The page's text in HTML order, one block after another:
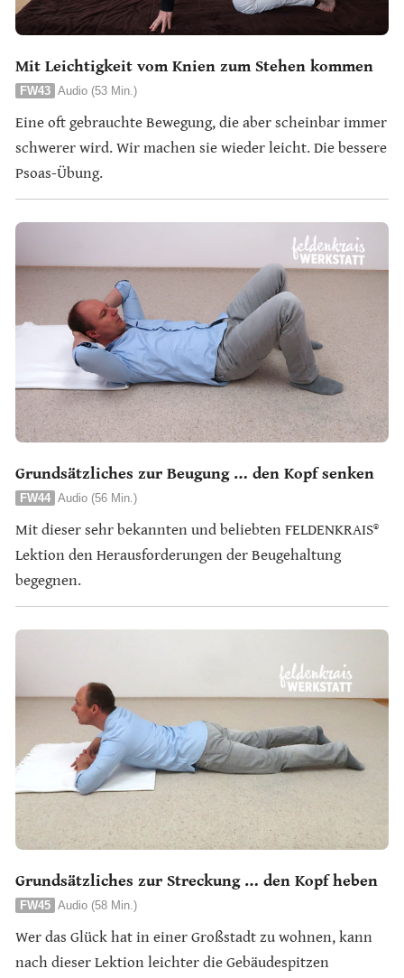
Mit Leichtigkeit vom Knien zum Stehen kommen
FW43 Audio (53 Min.)
Eine oft gebrauchte Bewegung, die aber scheinbar immer
schwerer wird. Wir machen sie wieder leicht. Die bessere
Psoas-Übung.
Grundsätzliches zur Beugung … den Kopf senken
FW44 Audio (56 Min.)
Mit dieser sehr bekannten und beliebten FELDENKRAIS®
Lektion den Herausforderungen der Beugehaltung
begegnen.
Grundsätzliches zur Streckung … den Kopf heben
FW45 Audio (58 Min.)
Wer das Glück hat in einer Großstadt zu wohnen, kann
nach dieser Lektion leichter die Gebäudespitzen